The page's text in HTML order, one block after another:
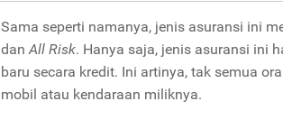
Sama seperti namanya, jenis asuransi ini
dan All Risk. Hanya saja, jenis asuransi ini
baru secara kredit. Ini artinya, tak semua
mobil atau kendaraan miliknya.